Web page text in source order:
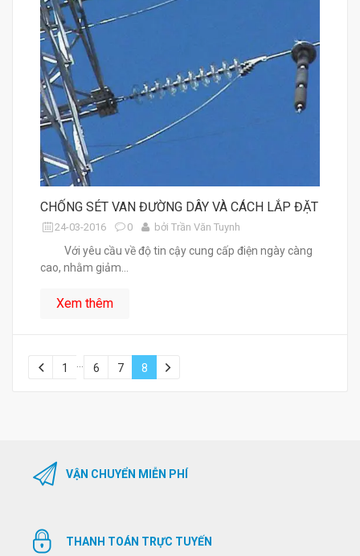
CHỐNG SÉT VAN ĐƯỜNG DÂY VÀ CÁCH LẮP ĐẶT
24-03-2016 0 bởi Trần Văn Tuynh
Với yêu cầu về độ tin cậy cung cấp điện ngày càng
cao, nhằm giảm...
Xem thêm
1 6 7 8
VẬN CHUYỂN MIỄN PHÍ
THANH TOÁN TRỰC TUYẾN